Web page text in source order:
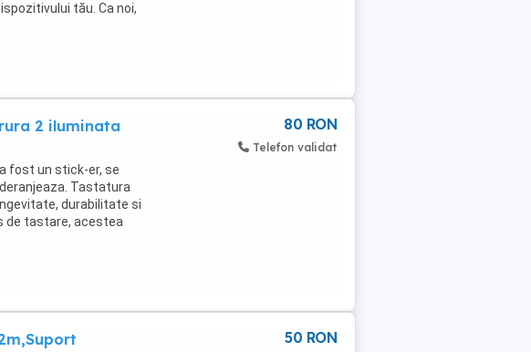
tău. Ca noi,
2 iluminata
fost un stick-er, se
Tastatura
durabilitate si
de tastare, acestea
80 RON
Telefon validat
50 RON